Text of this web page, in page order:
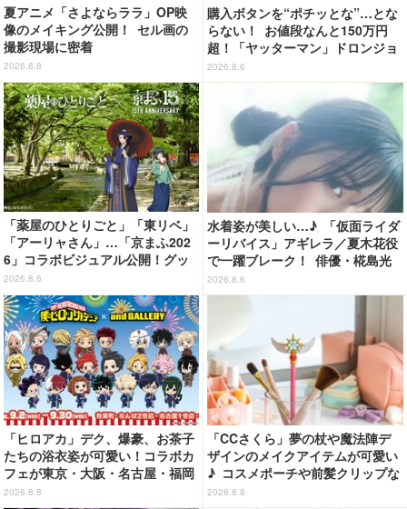
夏アニメ「さよならララ」OP映
像のメイキング公開！ セル画の
撮影現場に密着
2026.8.8
購入ボタンを“ポチッとな”…とな
らない！ お値段なんと150万円
超！「ヤッターマン」ドロンジョ
様が黄金の輝きをまといミニフィ
ギュア化 ヤッターワン&おだてブ
2026.8.6
「薬屋のひとりごと」「東リベ」
「アーリャさん」…「京まふ202
6」コラボビジュアル公開！グッ
ズなどの最新情報も
2026.8.6
水着姿が美しい…♪ 「仮面ライダ
ーリバイス」アギレラ／夏木花役
で一躍ブレーク！ 俳優・椛島光
の2nd写真集が予約開始
2026.8.6
「ヒロアカ」デク、爆豪、お茶子
たちの浴衣姿が可愛い！コラボカ
フェが東京・大阪・名古屋・福岡
で開催
2026.8.8
「CCさくら」夢の杖や魔法陣デ
ザインのメイクアイテムが可愛い
♪ コスメポーチや前髪クリップな
ど…毎日使いたい!!「タイトーく
2026.8.8